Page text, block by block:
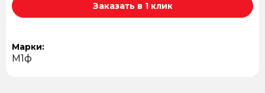
Заказать в 1 клик
Марки:
М1ф